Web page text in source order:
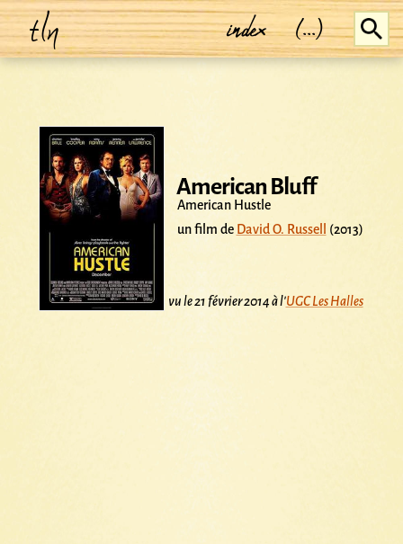
tln index (...)
American Bluff
American Hustle
un film de David O. Russell (2013)
vu le 21 février 2014 à l'UGC Les Halles